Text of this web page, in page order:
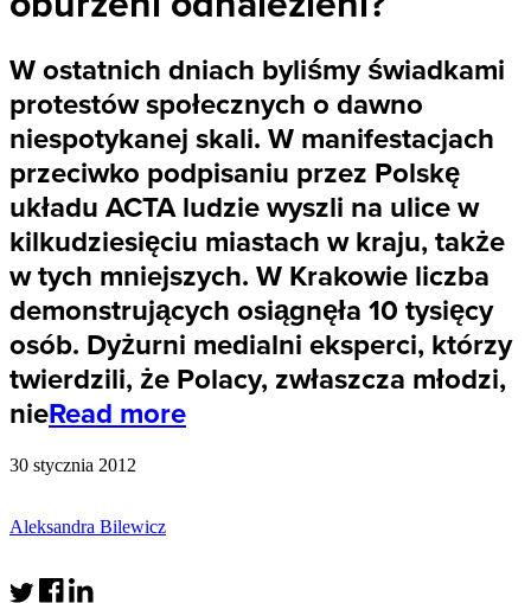
W ostatnich dniach byliśmy świadkami
protestów społecznych o dawno
niespotykanej skali. W manifestacjach
przeciwko podpisaniu przez Polskę
układu ACTA ludzie wyszli na ulice w
kilkudziesięciu miastach w kraju, także
w tych mniejszych. W Krakowie liczba
demonstrujących osiągnęła 10 tysięcy
osób. Dyżurni medialni eksperci, którzy
twierdzili, że Polacy, zwłaszcza młodzi,
nieRead more
30 stycznia 2012
Aleksandra Bilewicz